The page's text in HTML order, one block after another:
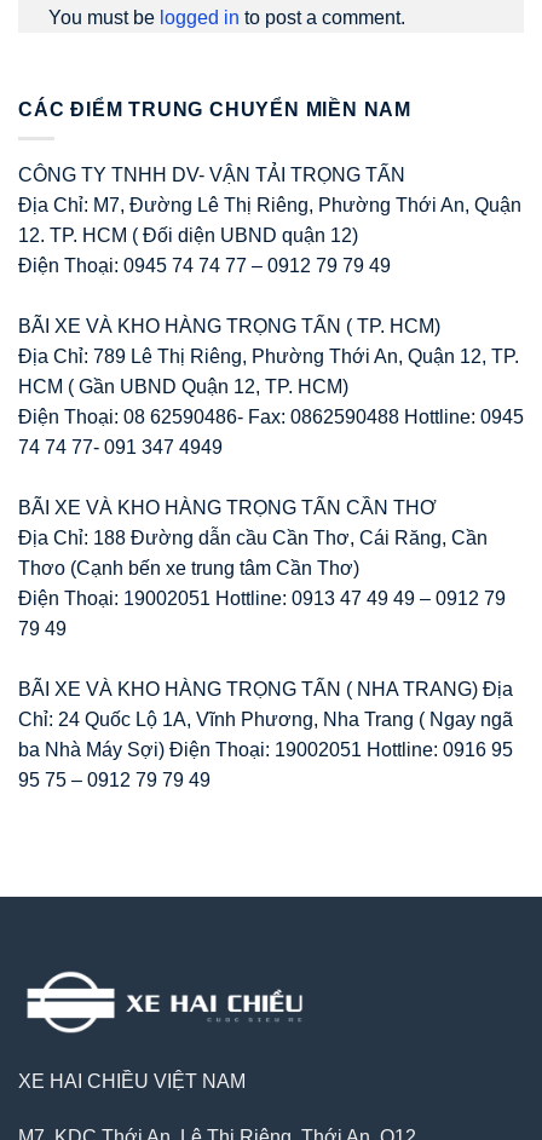
You must be logged in to post a comment.
CÁC ĐIỂM TRUNG CHUYỂN MIỀN NAM
CÔNG TY TNHH DV- VẬN TẢI TRỌNG TẤN
Địa Chỉ: M7, Đường Lê Thị Riêng, Phường Thới An, Quận
12. TP. HCM ( Đối diện UBND quận 12)
Điện Thoại: 0945 74 74 77 – 0912 79 79 49
BÃI XE VÀ KHO HÀNG TRỌNG TẤN ( TP. HCM)
Địa Chỉ: 789 Lê Thị Riêng, Phường Thới An, Quận 12, TP.
HCM ( Gần UBND Quận 12, TP. HCM)
Điện Thoại: 08 62590486- Fax: 0862590488 Hottline: 0945
74 74 77- 091 347 4949
BÃI XE VÀ KHO HÀNG TRỌNG TẤN CẦN THƠ
Địa Chỉ: 188 Đường dẫn cầu Cần Thơ, Cái Răng, Cần
Thơo (Cạnh bến xe trung tâm Cần Thơ)
Điện Thoại: 19002051 Hottline: 0913 47 49 49 – 0912 79
79 49
BÃI XE VÀ KHO HÀNG TRỌNG TẤN ( NHA TRANG) Địa
Chỉ: 24 Quốc Lộ 1A, Vĩnh Phương, Nha Trang ( Ngay ngã
ba Nhà Máy Sợi) Điện Thoại: 19002051 Hottline: 0916 95
95 75 – 0912 79 79 49
XE HAI CHIỀU VIỆT NAM